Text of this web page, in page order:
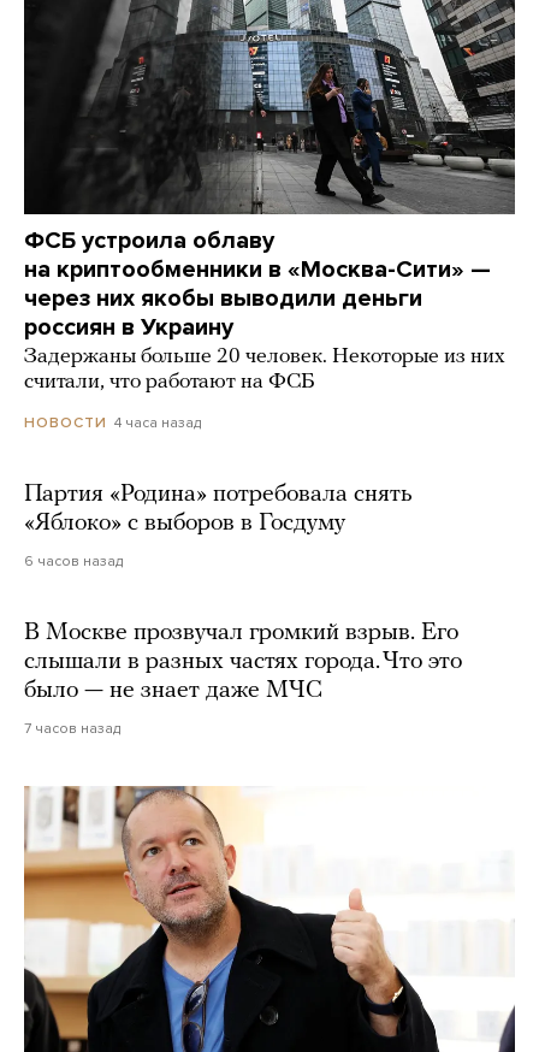
ФСБ устроила облаву
на криптообменники в «Москва-Сити» —
через них якобы выводили деньги
россиян в Украину
Задержаны больше 20 человек. Некоторые из них
считали, что работают на ФСБ
НОВОСТИ 4 часа назад
Партия «Родина» потребовала снять
«Яблоко» с выборов в Госдуму
6 часов назад
В Москве прозвучал громкий взрыв. Его
слышали в разных частях города. Что это
было — не знает даже МЧС
7 часов назад